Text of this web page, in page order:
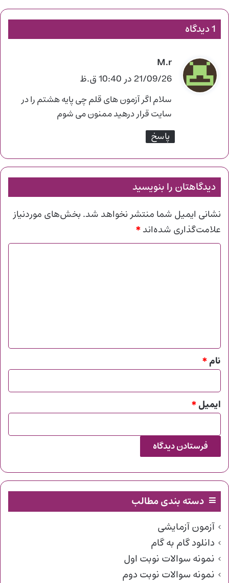
1 دیدگاه
M.r
ف
ت
:
21/09/26 در 10:40 ق.ظ
سلام اگر آزمون های قلم چی پایه هشتم را در
سایت قرار درهید ممنون می شوم
پاسخ
دیدگاهتان را بنویسید
نشانی ایمیل شما منتشر نخواهد شد. بخش‌های موردنیاز
علامت‌گذاری شده‌اند*
*
نام*
ایمیل*
دسته بندی مطالب
آزمون آزمایشی
دانلود گام به گام
نمونه سوالات نوبت اول
نمونه سوالات نوبت دوم